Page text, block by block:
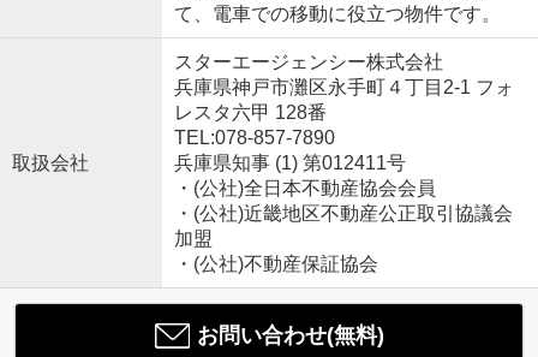
て、電車での移動に役立つ物件です。
取扱会社
スターエージェンシー株式会社
兵庫県神戸市灘区永手町４丁目2-1 フォ
レスタ六甲 128番
TEL:078-857-7890
兵庫県知事 (1) 第012411号
・(公社)全日本不動産協会会員
・(公社)近畿地区不動産公正取引協議会
加盟
・(公社)不動産保証協会
お問い合わせ(無料)